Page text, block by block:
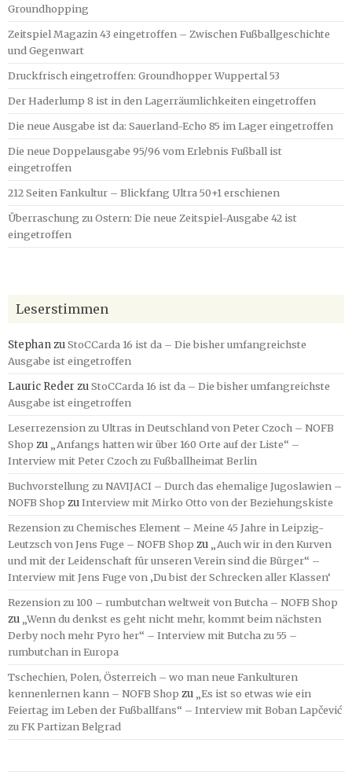
Groundhopping
Zeitspiel Magazin 43 eingetroffen – Zwischen Fußballgeschichte
und Gegenwart
Druckfrisch eingetroffen: Groundhopper Wuppertal 53
Der Haderlump 8 ist in den Lagerräumlichkeiten eingetroffen
Die neue Ausgabe ist da: Sauerland-Echo 85 im Lager eingetroffen
Die neue Doppelausgabe 95/96 vom Erlebnis Fußball ist
eingetroffen
212 Seiten Fankultur – Blickfang Ultra 50+1 erschienen
Überraschung zu Ostern: Die neue Zeitspiel-Ausgabe 42 ist
eingetroffen
Leserstimmen
StephanzuStoCCarda 16 ist da – Die bisher umfangreichste
Ausgabe ist eingetroffen
Lauric Reder zuStoCCarda 16 ist da – Die bisher umfangreichste
Ausgabe ist eingetroffen
Leserrezension zu Ultras in Deutschland von Peter Czoch – NOFB
Shop zu
„Anfangs hatten wir über 160 Orte auf der Liste“ –
Interview mit Peter Czoch zu Fußballheimat Berlin
Buchvorstellung zu NAVIJACI – Durch das ehemalige Jugoslawien –
NOFB Shop zuInterview mit Mirko Otto von der Beziehungskiste
Rezension zu Chemisches Element – Meine 45 Jahre in Leipzig-
Leutzsch von Jens Fuge – NOFB Shop zu
„Auch wir in den Kurven
und mit der Leidenschaft für unseren Verein sind die Bürger“ –
Interview mit Jens Fuge von ‚Du bist der Schrecken aller Klassen‘
Rezension zu 100 – rumbutchan weltweit von Butcha – NOFB Shop
zu „Wenn du denkst es geht nicht mehr, kommt beim nächsten
Derby noch mehr Pyro her“ – Interview mit Butcha zu 55 –
rumbutchan in Europa
Tschechien, Polen, Österreich – wo man neue Fankulturen
kennenlernen kann – NOFB Shop zu
„Es ist so etwas wie ein
Feiertag im Leben der Fußballfans“ – Interview mit Boban Lapčević
zu FK Partizan Belgrad